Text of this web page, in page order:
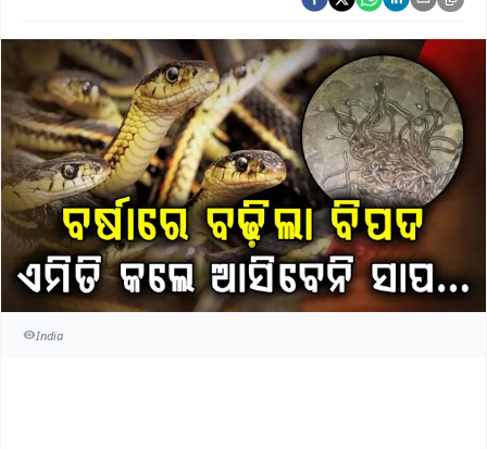
Argus Chalo Dekhein Apna Desh
India